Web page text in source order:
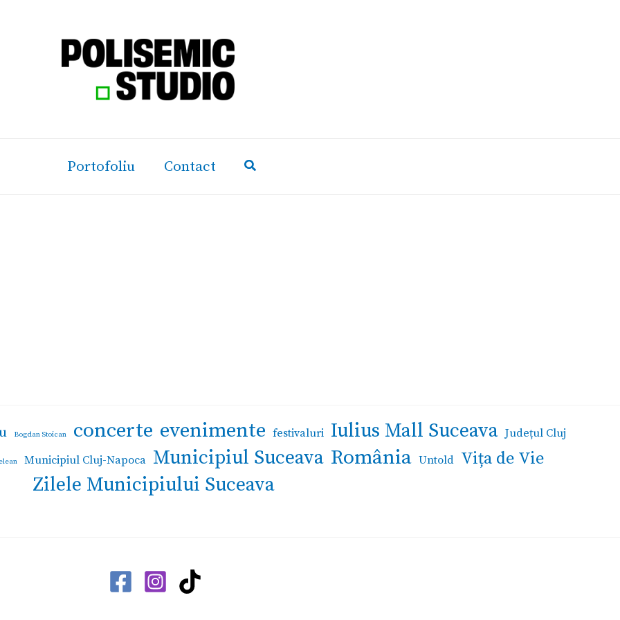
Portofoliu Contact
Bogdan Stoican concerte evenimente festivaluri Iulius Mall Suceava Județul Cluj
Municipiul Cluj-Napoca Municipiul Suceava România Untold Vița de Vie
Zilele Municipiului Suceava